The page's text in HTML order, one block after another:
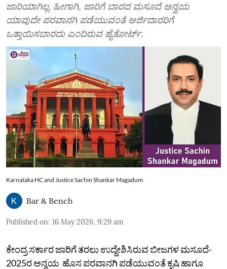
ಜಾರಿಯಾಗಿಲ್ಲ. ಹೀಗಾಗಿ, ಜಾರಿಗೆ ಬಾರದ ಮಸೂದೆ ಅನ್ವಯ
ಯಾವುದೇ ಪರವಾನಗಿ ಪಡೆಯುವಂತೆ ಅರ್ಜಿದಾರರಿಗೆ
ಒತ್ತಾಯಿಸಬಾರದು ಎಂದಿರುವ ಹೈಕೋರ್ಟ್‌.
Karnataka HC and Justice Sachin Shankar Magadum
Bar & Bench
Published on: 16 May 2026, 9:29 am
ಕೇಂದ್ರ ಸರ್ಕಾರ ಜಾರಿಗೆ ತರಲು ಉದ್ದೇಶಿಸಿರುವ ಬೀಜಗಳ ಮಸೂದೆ-
2025ರ ಅನ್ವಯ ಹೊಸ ಪರವಾನಗಿ ಪಡೆಯುವಂತೆ ಕೃಷಿ ಹಾಗೂ